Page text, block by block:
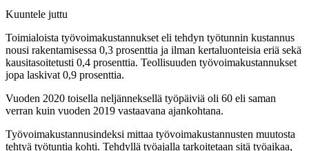
Kuuntele juttu
Toimialoista työvoimakustannukset eli tehdyn työtunnin kustannus
nousi rakentamisessa 0,3 prosenttia ja ilman kertaluonteisia eriä sekä
kausitasoitetusti 0,4 prosenttia. Teollisuuden työvoimakustannukset
jopa laskivat 0,9 prosenttia.
Vuoden 2020 toisella neljänneksellä työpäiviä oli 60 eli saman
verran kuin vuoden 2019 vastaavana ajankohtana.
Työvoimakustannusindeksi mittaa työvoimakustannusten muutosta
tehtyä työtuntia kohti. Tehdyllä työajalla tarkoitetaan sitä työaikaa,